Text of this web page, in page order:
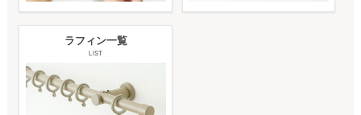
ラフィン一覧
LIST